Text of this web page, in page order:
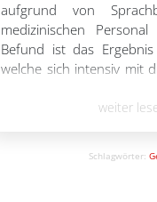
aufgrund von
medizinischen
Befund ist das
welche sich intensiv mit
liefert. Die Studieweiter
Schlagwörter: